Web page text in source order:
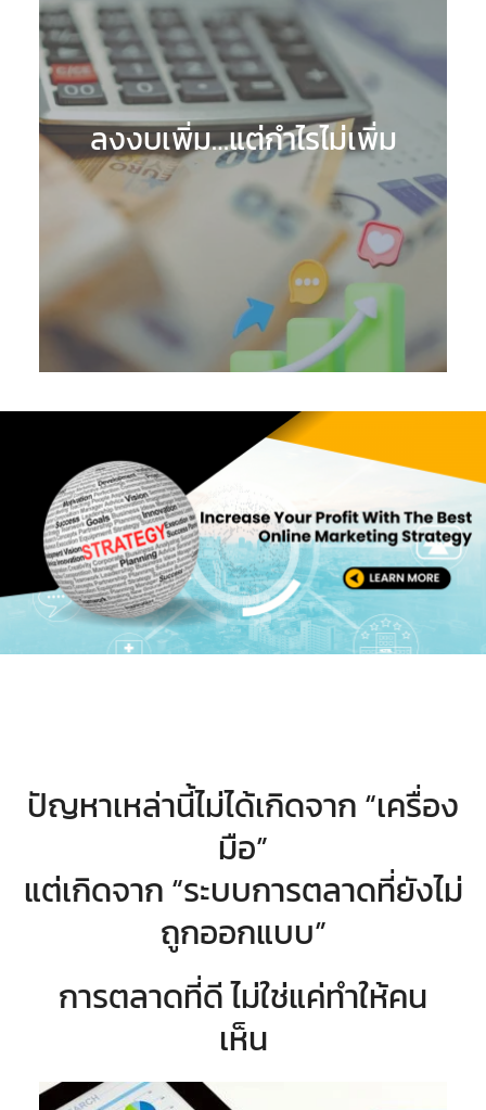
ลงงบเพิ่ม…แต่กำไรไม่เพิ่ม
ปัญหาเหล่านี้ไม่ได้เกิดจาก “เครื่อง
มือ”
แต่เกิดจาก “ระบบการตลาดที่ยังไม่
ถูกออกแบบ”
การตลาดที่ดี ไม่ใช่แค่ทำให้คน
เห็น